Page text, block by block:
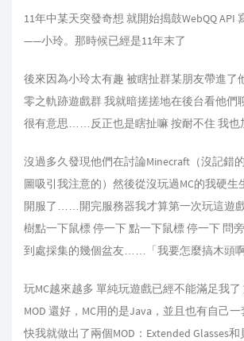
11年中某天突發奇想 就開始搗鼓WebQQ API
——小玲。那時候已經是11年末了
後來因為小玲太有趣 被瞎扯群某朋友帶進
零之軌跡遊戲群 我就暗搓搓地在後台看他們
很有意思……反正也是瞎扯嘛 按耐不住 我
沒過多久發現他們在討論Minecraft（沒記錯
圖吸引我注意的）然後從沒玩過MC的我硬生
開服了……開完服務器我才算第一次玩這遊
樹點一下鼠標 停一下 點一下鼠標 停一下 問
到處採集的幾個盆友……「我要怎麼搞木頭
玩MC越來越多 單純玩遊戲已經不能滿足我
MOD 還好，MC用的是Java，並且也有自己
快我就做出了兩個MOD：Extended Glasses